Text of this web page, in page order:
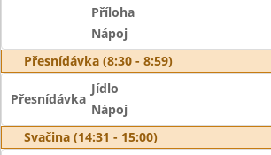
Příloha
Nápoj
Přesnídávka (8:30 - 8:59)
Přesnídávka
Jídlo
Nápoj
Svačina (14:31 - 15:00)